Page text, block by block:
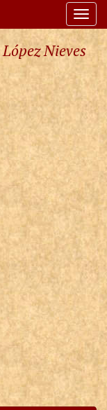
Nieves